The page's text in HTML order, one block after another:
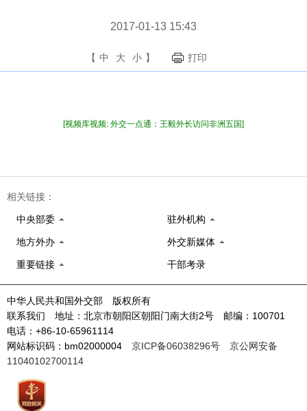
2017-01-13 15:43
【 中 大 小 】 打印
[视频库视频: 外交一点通：王毅外长访问非洲五国]
相关链接：
中央部委 驻外机构
地方外办 外交新媒体
重要链接 干部考录
中华人民共和国外交部 版权所有
联系我们 地址：北京市朝阳区朝阳门南大街2号 邮编：100701
电话：+86-10-65961114
网站标识码：bm02000004 京ICP备06038296号
京公网安备
11040102700114